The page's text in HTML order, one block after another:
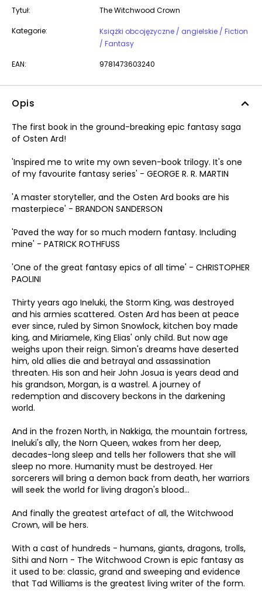
Tytuł: The Witchwood Crown
Kategorie:
Książki obcojęzyczne / angielskie / Fiction
/ Fantasy
EAN: 9781473603240
Opis
The first book in the ground-breaking epic fantasy saga
of Osten Ard!
'Inspired me to write my own seven-book trilogy. It's one
of my favourite fantasy series' - GEORGE R. R. MARTIN
'A master storyteller, and the Osten Ard books are his
masterpiece' - BRANDON SANDERSON
'Paved the way for so much modern fantasy. Including
mine' - PATRICK ROTHFUSS
'One of the great fantasy epics of all time' - CHRISTOPHER
PAOLINI
Thirty years ago Ineluki, the Storm King, was destroyed
and his armies scattered. Osten Ard has been at peace
ever since, ruled by Simon Snowlock, kitchen boy made
king, and Miriamele, King Elias' only child. But now age
weighs upon their reign. Simon's dreams have deserted
him, old allies die and betrayal and assassination
threaten. His son and heir John Josua is years dead and
his grandson, Morgan, is a wastrel. A journey of
redemption and discovery beckons in the darkening
world.
And in the frozen North, in Nakkiga, the mountain fortress,
Ineluki's ally, the Norn Queen, wakes from her deep,
decades-long sleep and tells her followers that she will
sleep no more. Humanity must be destroyed. Her
sorcerers will bring a demon back from death, her warriors
will seek the world for living dragon's blood...
And finally the greatest artefact of all, the Witchwood
Crown, will be hers.
With a cast of hundreds - humans, giants, dragons, trolls,
Sithi and Norn - The Witchwood Crown is epic fantasy as
it used to be: classic, grand and sweeping and evidence
that Tad Williams is the greatest living writer of the form.